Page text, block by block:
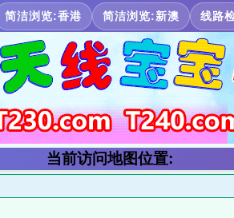
简洁浏览:香港 简洁浏览:新澳 线路
当前访问地图位置: